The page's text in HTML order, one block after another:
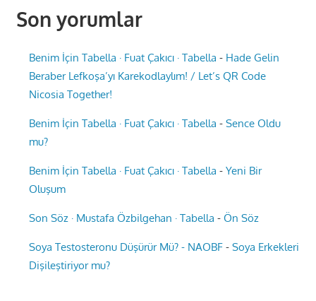
Son yorumlar
Benim İçin Tabella · Fuat Çakıcı · Tabella - Hade Gelin
Beraber Lefkoşa’yı Karekodlaylım! / Let’s QR Code
Nicosia Together!
Benim İçin Tabella · Fuat Çakıcı · Tabella -Sence Oldu
mu?
Benim İçin Tabella · Fuat Çakıcı · Tabella -Yeni Bir
Oluşum
Son Söz · Mustafa Özbilgehan · Tabella -Ön Söz
Soya Testosteronu Düşürür Mü? - NAOBF -Soya Erkekleri
Dişileştiriyor mu?